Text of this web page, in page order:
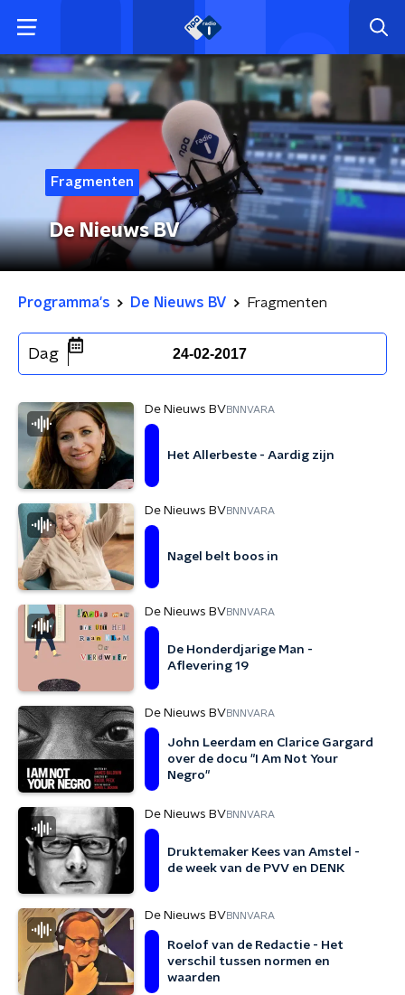
Fragmenten
De Nieuws BV
Programma's De Nieuws BV Fragmenten
Dag 24-02-2017
De Nieuws BVBNNVARA
Het Allerbeste - Aardig zijn
De Nieuws BVBNNVARA
Nagel belt boos in
De Nieuws BVBNNVARA
De Honderdjarige Man -
Aflevering 19
De Nieuws BVBNNVARA
John Leerdam en Clarice Gargard
over de docu "I Am Not Your
Negro"
De Nieuws BVBNNVARA
Druktemaker Kees van Amstel -
de week van de PVV en DENK
De Nieuws BVBNNVARA
Roelof van de Redactie - Het
verschil tussen normen en
waarden